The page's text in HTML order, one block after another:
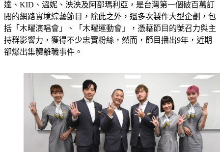
達、KID、溫妮、泱泱及阿部瑪利亞，是台灣第一個破百萬訂
閱的網路實境綜藝節目，除此之外，還多次製作大型企劃，包
括「木曜演唱會」、「木曜運動會」，憑藉節目的號召力與主
持群影響力，獲得不少忠實粉絲，然而，節目播出9年，近期
卻爆出集體離職事件。